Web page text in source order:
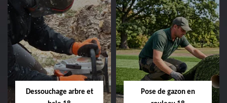
Taille de haie 18
Entreprise taille de haie
18 Cher tel:
02.52.56.49.40
Tonte et réfection
de pelouse 18
Entreprise tonte et
Cher tel: 02.52.56.49.40
Dessouchage arbre et
Pose de gazon en